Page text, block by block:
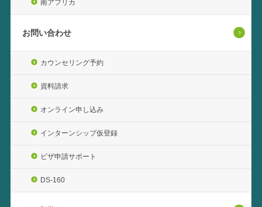
南アフリカ
お問い合わせ
カウンセリング予約
資料請求
オンライン申し込み
インターンシップ仮登録
ビザ申請サポート
DS-160